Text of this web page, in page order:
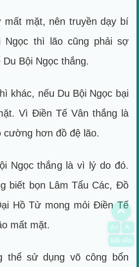
mất mặt, nên truyền dạy bí
Ngọc thì lão cũng phải sợ
Bội Ngọc thắng.
khác, nếu Du Bội Ngọc bại
Vì Điền Tế Vân thắng là
cường hơn đồ đệ lão.
Ngọc thắng là vì lý do đó.
biết bọn Lâm Tẩu Các, Đồ
Hồ Tử mong mỏi Điền Tế
mất mặt.
thể sử dụng võ công bổn
A+
A-
Đổi nền